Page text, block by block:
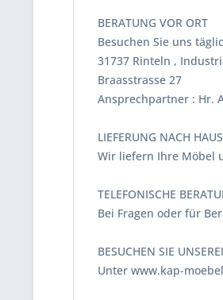
BERATUNG VOR ORT
Besuchen Sie uns
31737 Rinteln ,
Braasstrasse 27
Ansprechpartner : Hr.
LIEFERUNG NACH
Wir liefern Ihre Möbel
TELEFONISCHE
Bei Fragen oder für
BESUCHEN SIE
Unter www.kap-